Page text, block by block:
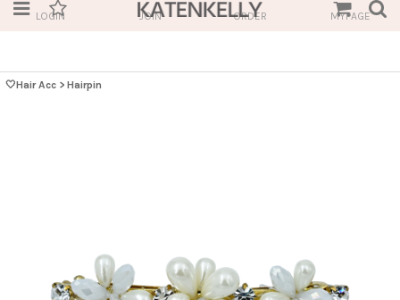
LOGIN JOIN ORDER MYPAGE
🤍Hair Acc > Hairpin